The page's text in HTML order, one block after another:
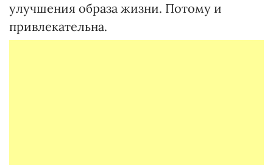
улучшения образа жизни. Потому и
привлекательна.